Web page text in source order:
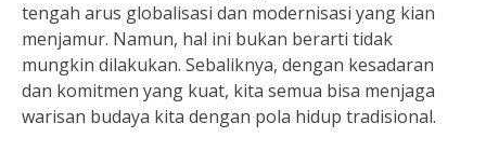
tengah arus globalisasi dan modernisasi yang kian
menjamur. Namun, hal ini bukan berarti tidak
mungkin dilakukan. Sebaliknya, dengan kesadaran
dan komitmen yang kuat, kita semua bisa menjaga
warisan budaya kita dengan pola hidup tradisional.